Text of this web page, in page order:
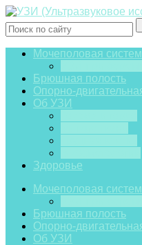
Мочеполовая
Брюшная полость
Опорно-
Об УЗИ
Здоровье
Мочеполовая
Брюшная полость
Опорно-
Об УЗИ